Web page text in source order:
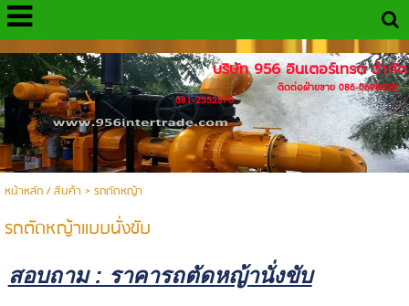
http://www.956intertrade.com
บริษัท 956 อินเตอร์เทรด จำกัด
ติดต่อฝ่ายขาย 086-0698038,
081-2552370
หน้าหลัก / สินค้า > รถตัดหญ้า
รถตัดหญ้าแบบนั่งขับ
สอบถาม : ราคารถตัดหญ้านั่งขับ